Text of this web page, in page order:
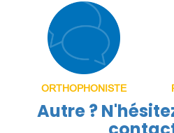
ORTHOPHONISTE
Autre ?